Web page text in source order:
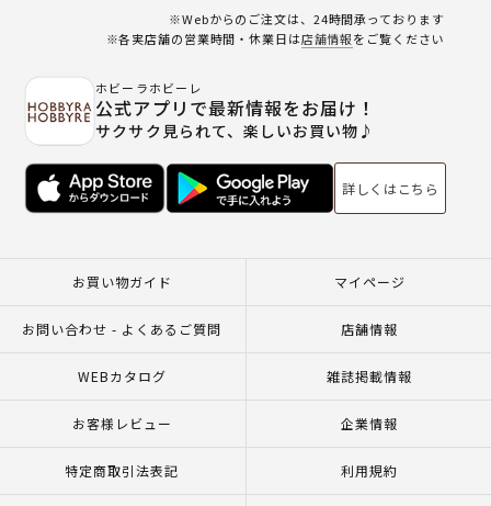
※Webからのご注文は、24時間承っております
※各実店舗の営業時間・休業日は店舗情報をご覧ください
ホビーラホビーレ
公式アプリで最新情報をお届け！
サクサク見られて、楽しいお買い物♪
詳しくはこちら
お買い物ガイド マイページ
お問い合わせ - よくあるご質問 店舗情報
WEBカタログ 雑誌掲載情報
お客様レビュー 企業情報
特定商取引法表記 利用規約